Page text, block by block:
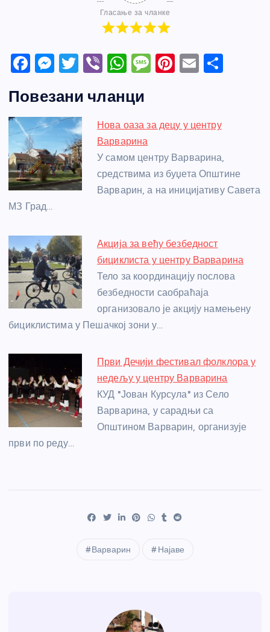
Гласање за чланке
F
c
e
b
o
o
k
M
ss
e
n
g
er
T
itt
er
Vi
er
W
at
s
A
p
p
M
a
e
Pi
e
E
Повезани чланци
Нова оаза за децу у центру
Варварина
У самом центру Варварина,
средствима из буџета Општине
Варварин, а на иницијативу Савета
МЗ Град…
Акција за већу безбедност
бициклиста у центру Варварина
Тело за координацију послова
безбедности саобраћаја
организовало је акцију намењену
бициклистима у Пешачкој зони у…
Први Дечији фестивал фолклора у
недељу у центру Варварина
КУД "Јован Курсула" из Село
Варварина, у сарадњи са
Општином Варварин, организује
први по реду…
Варварин Најаве